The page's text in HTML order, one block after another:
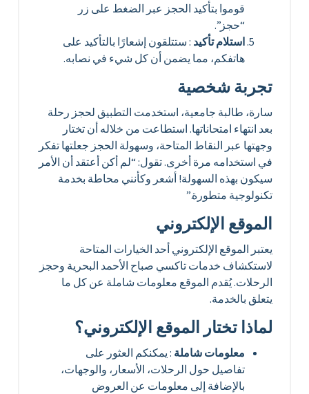
قوموا بتأكيد الحجز عبر الضغط على زر
“حجز”.
استلام تأكيد: ستتلقون إشعارًا بالتأكيد على
هاتفكم، مما يضمن أن كل شيء في نصابه.
تجربة شخصية
سارة، طالبة جامعية، استخدمت التطبيق لحجز رحلة
بعد انتهاء امتحاناتها. استطاعت من خلاله أن تختار
وجهتها عبر النقاط المتاحة، وسهولة الحجز جعلتها تفكر
في استخدامه مرة أخرى. تقول: “لم أكن أعتقد أن الأمر
سيكون بهذه السهولة! أشعر وكأنني محاطة بخدمة
تكنولوجية متطورة.”
الموقع الإلكتروني
يعتبر الموقع الإلكتروني أحد الخيارات المتاحة
لاستكشاف خدمات تاكسي صباح الأحمد البحرية وحجز
الرحلات. يُقدم الموقع معلومات شاملة عن كل ما
يتعلق بالخدمة.
لماذا تختار الموقع الإلكتروني؟
معلومات شاملة: يمكنكم العثور على
تفاصيل حول الرحلات، الأسعار، والوجهات،
بالإضافة إلى معلومات عن العروض